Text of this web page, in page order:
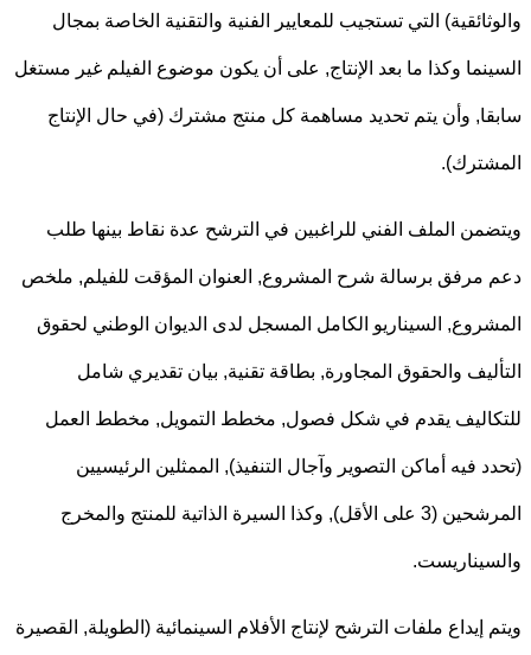
التي تستجيب للمعايير الفنية والتقنية الخاصة بمجال
وكذا ما بعد الإنتاج, على أن يكون موضوع الفيلم غير مستغل
وأن يتم تحديد مساهمة كل منتج مشترك (في حال الإنتاج
الملف الفني للراغبين في الترشح عدة نقاط بينها طلب
مرفق برسالة شرح المشروع, العنوان المؤقت للفيلم, ملخص
السيناريو الكامل المسجل لدى الديوان الوطني لحقوق
والحقوق المجاورة, بطاقة تقنية, بيان تقديري شامل
يقدم في شكل فصول, مخطط التمويل, مخطط العمل
فيه أماكن التصوير وآجال التنفيذ), الممثلين الرئيسيين
المرشحين (3 على الأقل), وكذا السيرة الذاتية للمنتج والمخرج
إيداع ملفات الترشح لإنتاج الأفلام السينمائية (الطويلة, القصيرة